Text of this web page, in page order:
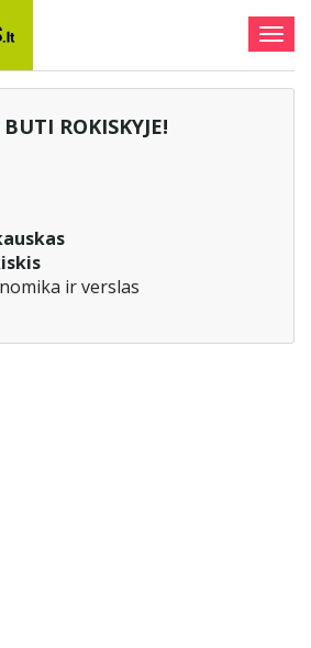
ROKISKYJE!
ir verslas